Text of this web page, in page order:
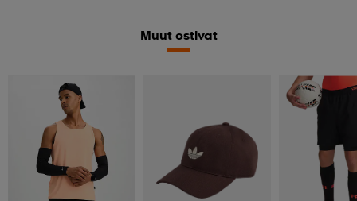
Muut ostivat